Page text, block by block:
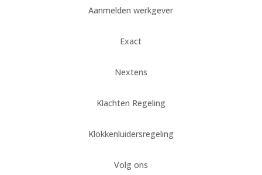
Aanmelden werkgever
Exact
Nextens
Klachten Regeling
Klokkenluidersregeling
Volg ons